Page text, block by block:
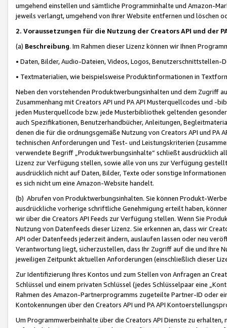
umgehend einstellen und sämtliche Programminhalte und Amazon-
jeweils verlangt, umgehend von Ihrer Website entfernen und löschen
2. Voraussetzungen für die Nutzung der Creators API und der
(a) Beschreibung. Im Rahmen dieser Lizenz können wir Ihnen
• Daten, Bilder, Audio-Dateien, Videos, Logos, Benutzerschnittstellen-
• Textmaterialien, wie beispielsweise Produktinformationen in
Neben den vorstehenden Produktwerbungsinhalten und dem Zugriff
Zusammenhang mit Creators API und PA API Musterquellcodes und
jeden Musterquellcode bzw. jede Musterbibliothek geltenden
auch Spezifikationen, Benutzerhandbücher, Anleitungen,
denen die für die ordnungsgemäße Nutzung von Creators API und PA
technischen Anforderungen und Test- und Leistungskriterien
verwendete Begriff „Produktwerbungsinhalte“ schließt ausdrücklich
Lizenz zur Verfügung stellen, sowie alle von uns zur Verfügung
ausdrücklich nicht auf Daten, Bilder, Texte oder sonstige
es sich nicht um eine Amazon-Website handelt.
(b) Abrufen von Produktwerbungsinhalten. Sie können Produkt-
ausdrückliche vorherige schriftliche Genehmigung erteilt haben,
wir über die Creators API Feeds zur Verfügung stellen. Wenn Sie
Nutzung von Datenfeeds dieser Lizenz. Sie erkennen an, dass wir
API oder Datenfeeds jederzeit ändern, auslaufen lassen oder neu
Verantwortung liegt, sicherzustellen, dass Ihr Zugriff auf die und Ihre
jeweiligen Zeitpunkt aktuellen Anforderungen (einschließlich dieser
Zur Identifizierung Ihres Kontos und zum Stellen von Anfragen an
Schlüssel und einem privaten Schlüssel (jedes Schlüsselpaar eine
Rahmen des Amazon-Partnerprogramms zugeteilte Partner-ID oder
Kontokennungen über den Creators API und PA API
Um Programmwerbeinhalte über die Creators API Dienste zu